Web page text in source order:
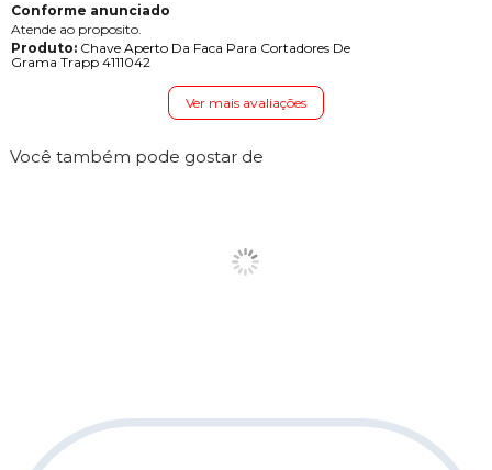
Conforme anunciado
Atende ao proposito.
Produto:Chave Aperto Da Faca Para Cortadores De
Grama Trapp 4111042
Ver mais avaliações
Você também pode gostar de